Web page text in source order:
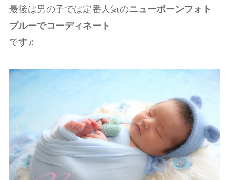
最後は男の子では定番人気のニューボーンフォト
ブルーでコーディネート
です♬